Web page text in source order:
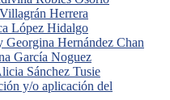
Herrera
López Hidalgo
Georgina Hernández Chan
García Noguez
Sánchez Tusie
y/o aplicación del